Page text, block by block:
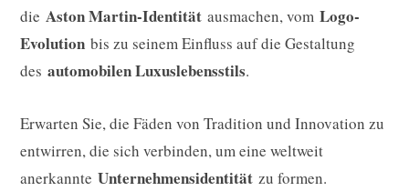
die Aston Martin-Identität ausmachen, vom Logo-
Evolution bis zu seinem Einfluss auf die Gestaltung
des automobilen Luxuslebensstils.
Erwarten Sie, die Fäden von Tradition und Innovation zu
entwirren, die sich verbinden, um eine weltweit
anerkannte Unternehmensidentität zu formen.